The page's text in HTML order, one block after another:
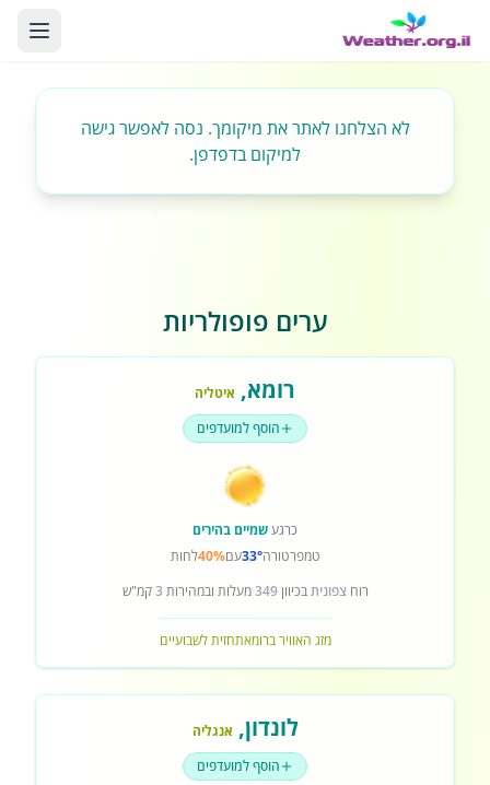
לא הצלחנו לאתר את מיקומך. נסה לאפשר גישה
למיקום בדפדפן.
ערים פופולריות
רומא, איטליה
הוסף למועדפים
כרגעשמיים בהירים
טמפרטורה33°עם40%לחות
רוחצפוניתבכיוון349מעלות ובמהירות 3קמ"ש
מזג האוויר ברומאתחזית לשבועיים
לונדון, אנגליה
הוסף למועדפים